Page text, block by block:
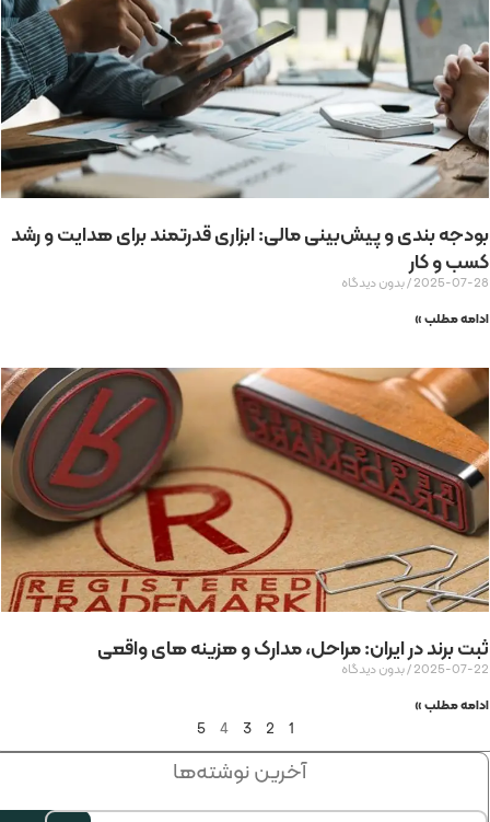
بودجه بندی و پیش‌بینی مالی: ابزاری قدرتمند برای هدایت و رشد
کسب و کار
2025-07-28 بدون دیدگاه
ادامه مطلب »
ثبت برند در ایران: مراحل، مدارک و هزینه های واقعی
2025-07-22 بدون دیدگاه
ادامه مطلب »
1
2
3
4
5
آخرین نوشته‌ها